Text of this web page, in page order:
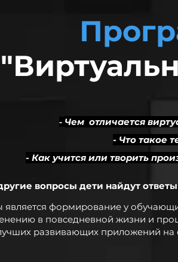
- Чем отличается
- Что такое
- Как учится или творить
вопросы дети найдут
формирование у
в повседневной жизни и
развивающих приложений на